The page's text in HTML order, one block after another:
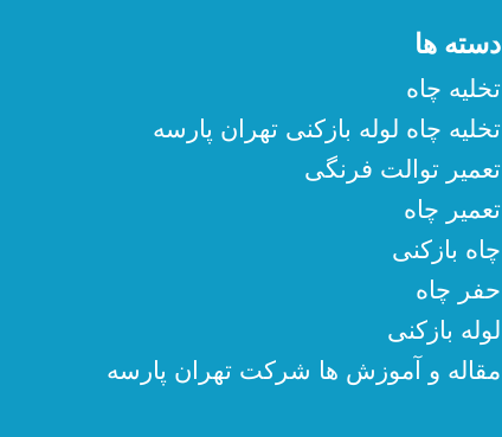
دسته ها
تخلیه چاه
تخلیه چاه لوله بازکنی تهران پارسه
تعمیر توالت فرنگی
تعمیر چاه
چاه بازکنی
حفر چاه
لوله بازکنی
مقاله و آموزش ها شرکت تهران پارسه